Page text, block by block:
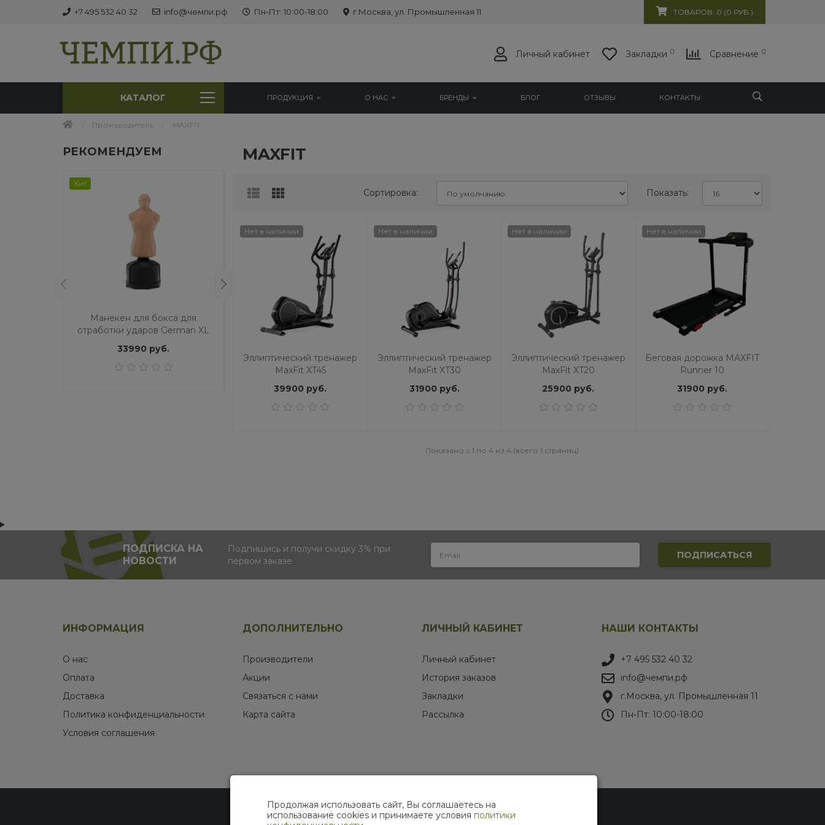
+7 495 532 40 32 info@чемпи.рф Пн-Пт: 10:00-18:00 г.Москва, ул. Промышленная 11 ТОВАРОВ: 0 (0 РУБ.)
Личный кабинет Закладки 0 Сравнение 0
КАТАЛОГ ПРОДУКЦИЯ О НАС БРЕНДЫ БЛОГ ОТЗЫВЫ КОНТАКТЫ
Производитель MAXFIT
РЕКОМЕНДУЕМ
Хит
Манекен для бокса для
отработки ударов German XL
33990 руб.
Манекен для бокса для
отработки ударов German L
Скидка 24 %
Силовой комплекс OXYGEN
FITNESS SITKOR
Нет в наличии
Беговая дорожка OXYGEN
FITNESS M-CONCEPT SPORT
Скидка 27 %
Беговая дорожка
MAXFIT
Сортировка: Показать:
Нет в наличии
Эллиптический тренажер
MaxFit XT45
39900 руб.
Нет в наличии
Эллиптический тренажер
MaxFit XT30
31900 руб.
Нет в наличии
Эллиптический тренажер
MaxFit XT20
25900 руб.
Нет в наличии
Беговая дорожка MAXFIT
Runner 10
31900 руб.
Показано с 1 по 4 из 4 (всего 1 страниц)
ПОДПИСКА НА
НОВОСТИ
Подпишись и получи скидку 3% при
первом заказе
ИНФОРМАЦИЯ
О нас
Оплата
Доставка
Политика конфиденциальности
Условия соглашения
ДОПОЛНИТЕЛЬНО
Производители
Акции
Связаться с нами
Карта сайта
ЛИЧНЫЙ КАБИНЕТ
Личный кабинет
История заказов
Закладки
Рассылка
НАШИ КОНТАКТЫ
+7 495 532 40 32
info@чемпи.рф
г.Москва, ул. Промышленная 11
Пн-Пт: 10:00-18:00
МЫ В СОЦИАЛЬНЫХ СЕТЯХ
Продолжая использовать сайт, Вы соглашаетесь на
использование cookies и принимаете условия политики